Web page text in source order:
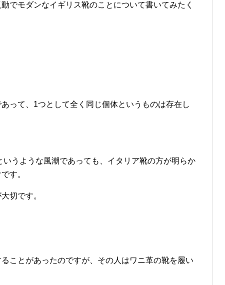
でモダンなイギリス靴のことについて書いてみたく
って、1つとして全く同じ個体というものは存在し
うような風潮であっても、イタリア靴の方が明らか
す。
切です。
ことがあったのですが、その人はワニ革の靴を履い